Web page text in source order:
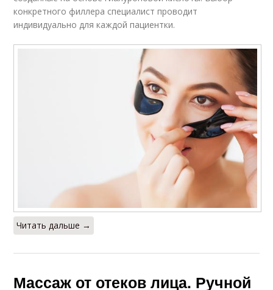
конкретного филлера специалист проводит
индивидуально для каждой пациентки.
Читать дальше →
Массаж от отеков лица. Ручной